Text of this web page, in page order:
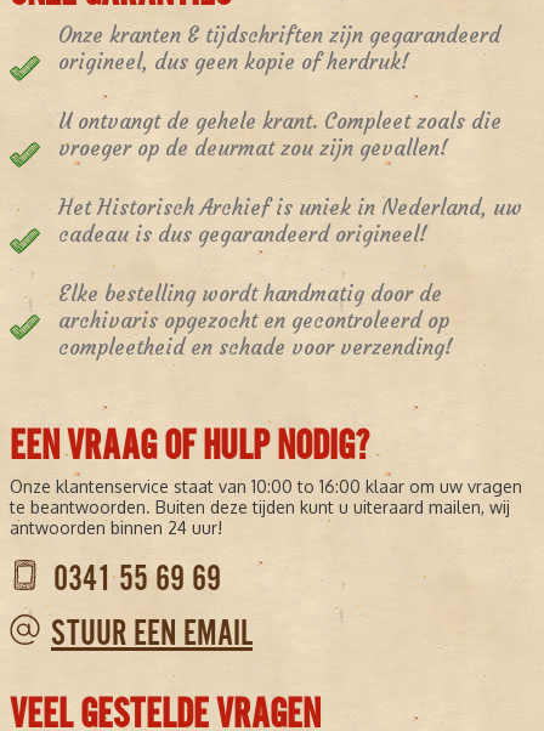
Onze kranten & tijdschriften zijn gegarandeerd
origineel, dus geen kopie of herdruk!
U ontvangt de gehele krant. Compleet zoals die
vroeger op de deurmat zou zijn gevallen!
Het Historisch Archief is uniek in Nederland, uw
cadeau is dus gegarandeerd origineel!
Elke bestelling wordt handmatig door de
archivaris opgezocht en gecontroleerd op
compleetheid en schade voor verzending!
EEN VRAAG OF HULP NODIG?
Onze klantenservice staat van 10:00 to 16:00 klaar om uw vragen
te beantwoorden. Buiten deze tijden kunt u uiteraard mailen, wij
antwoorden binnen 24 uur!
0341 55 69 69
STUUR EEN EMAIL
VEEL GESTELDE VRAGEN